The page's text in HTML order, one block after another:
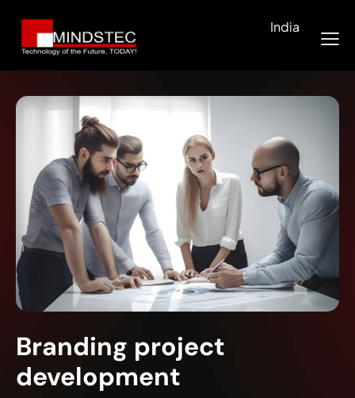
India
Branding project
development